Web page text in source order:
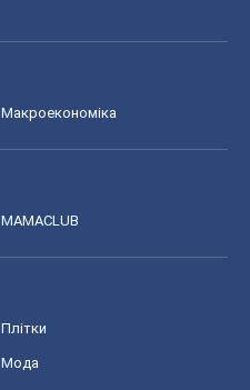
Макроекономіка
MAMACLUB
Плітки
Мода